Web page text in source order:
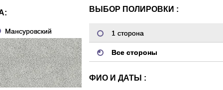
Мансуровский
ВЫБОР ПОЛИРОВКИ :
1 сторона
Все стороны
ФИО И ДАТЫ :